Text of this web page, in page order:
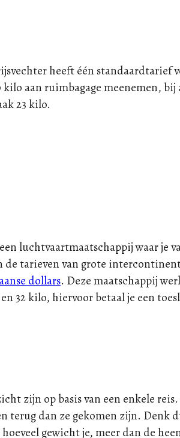
heeft één standaardtarief
kilo aan ruimbagage meenemen, bij
23 kilo.
luchtvaartmaatschappij waar je
de tarieven van grote
dollars. Deze maatschappij
32 kilo, hiervoor betaal je een
zijn op basis van een enkele
terug dan ze gekomen zijn. Denk
gewicht je, meer dan de